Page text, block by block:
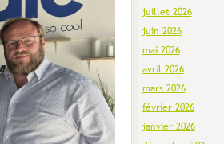
juillet 2026
juin 2026
mai 2026
avril 2026
mars 2026
février 2026
janvier 2026